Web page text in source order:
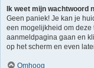
Ik weet mijn wachtwoord
Geen paniek! Je kan je
een mogelijkheid om deze
aanmeldpagina gaan en
op het scherm en even
Omhoog